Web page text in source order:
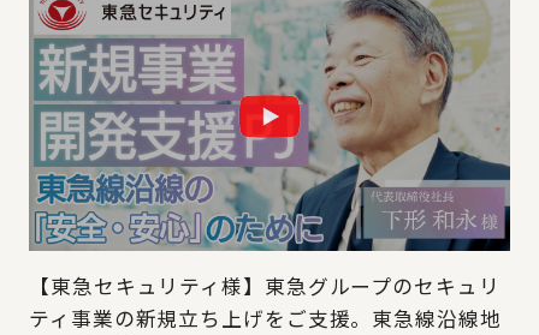
【東急セキュリティ様】東急グループのセキュリ
ティ事業の新規立ち上げをご支援。東急線沿線地